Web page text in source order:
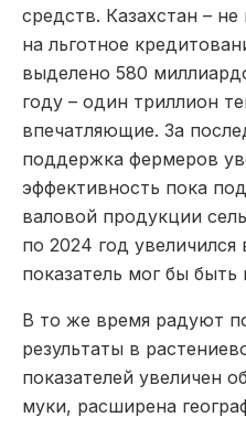
средств. Казахстан –
на льготное
выделено 580
году – один триллион
впечатляющие. За
поддержка фермеров
эффективность пока
валовой продукции
по 2024 год увеличился
показатель мог бы быть
В то же время радуют
результаты в
показателей увеличен
муки, расширена